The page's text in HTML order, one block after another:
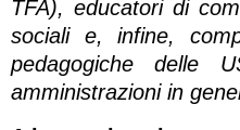
TFA), educatori di
sociali e, infine,
pedagogiche delle
amministrazioni in